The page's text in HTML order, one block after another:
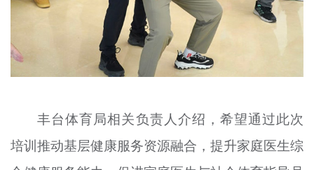
丰台体育局相关负责人介绍，希望通过此次
培训推动基层健康服务资源融合，提升家庭医生综